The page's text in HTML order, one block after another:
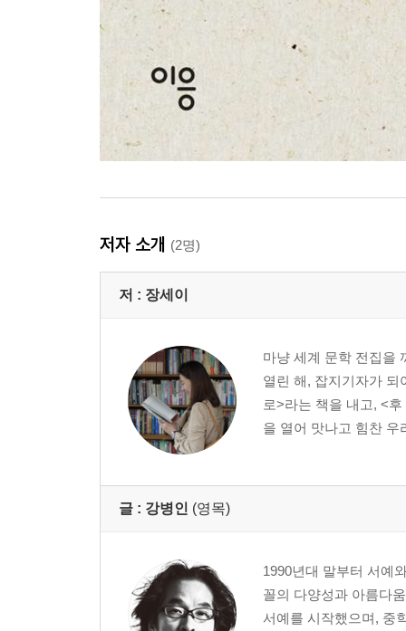
저자 소개 (2명)
저 : 장세이
마냥 세계 문학 전집을
열린 해, 잡지기자가
로>라는 책을 내고, <
을 열어 맛나고 힘찬 우
글 : 강병인 (영목)
1990년대 말부터 서예
꼴의 다양성과 아름다
서예를 시작했으며, 중